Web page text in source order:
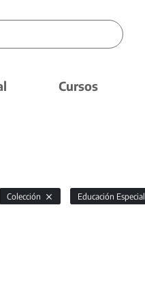
Cursos
Colección Educación Especial